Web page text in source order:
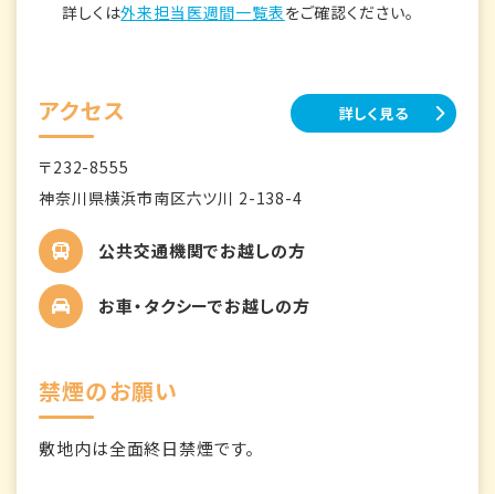
詳しくは外来担当医週間一覧表をご確認ください。
アクセス 詳しく見る
〒232-8555
神奈川県横浜市南区六ツ川 2-138-4
公共交通機関でお越しの方
お車・タクシーでお越しの方
禁煙のお願い
敷地内は全面終日禁煙です。